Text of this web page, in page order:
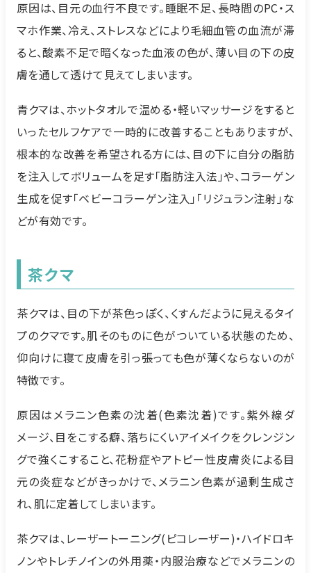
原因は、目元の血行不良です。睡眠不足、長時間のPC・ス
マホ作業、冷え、ストレスなどにより毛細血管の血流が滞
ると、酸素不足で暗くなった血液の色が、薄い目の下の皮
膚を通して透けて見えてしまいます。
青クマは、ホットタオルで温める・軽いマッサージをすると
いったセルフケアで一時的に改善することもありますが、
根本的な改善を希望される方には、目の下に自分の脂肪
を注入してボリュームを足す「脂肪注入法」や、コラーゲン
生成を促す「ベビーコラーゲン注入」「リジュラン注射」な
どが有効です。
茶クマ
茶クマは、目の下が茶色っぽく、くすんだように見えるタイ
プのクマです。肌そのものに色がついている状態のため、
仰向けに寝て皮膚を引っ張っても色が薄くならないのが
特徴です。
原因はメラニン色素の沈着(色素沈着)です。紫外線ダ
メージ、目をこする癖、落ちにくいアイメイクをクレンジン
グで強くこすること、花粉症やアトピー性皮膚炎による目
元の炎症などがきっかけで、メラニン色素が過剰生成さ
れ、肌に定着してしまいます。
茶クマは、レーザートーニング(ピコレーザー)・ハイドロキ
ノンやトレチノインの外用薬・内服治療などでメラニンの